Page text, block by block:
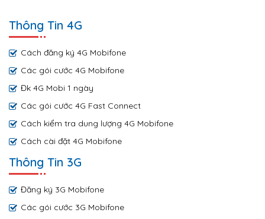
Thông Tin 4G
Cách đăng ký 4G Mobifone
Các gói cước 4G Mobifone
Đk 4G Mobi 1 ngày
Các gói cước 4G Fast Connect
Cách kiểm tra dung lượng 4G Mobifone
Cách cài đặt 4G Mobifone
Thông Tin 3G
Đăng ký 3G Mobifone
Các gói cước 3G Mobifone